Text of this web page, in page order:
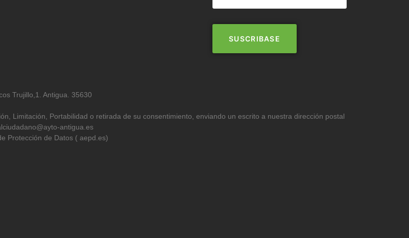
Trujillo,1. Antigua. 35630
Limitación, Portabilidad o retirada de su consentimiento, enviando un escrito a nuestra dirección postal
antigua.es
Protección de Datos ( aepd.es)